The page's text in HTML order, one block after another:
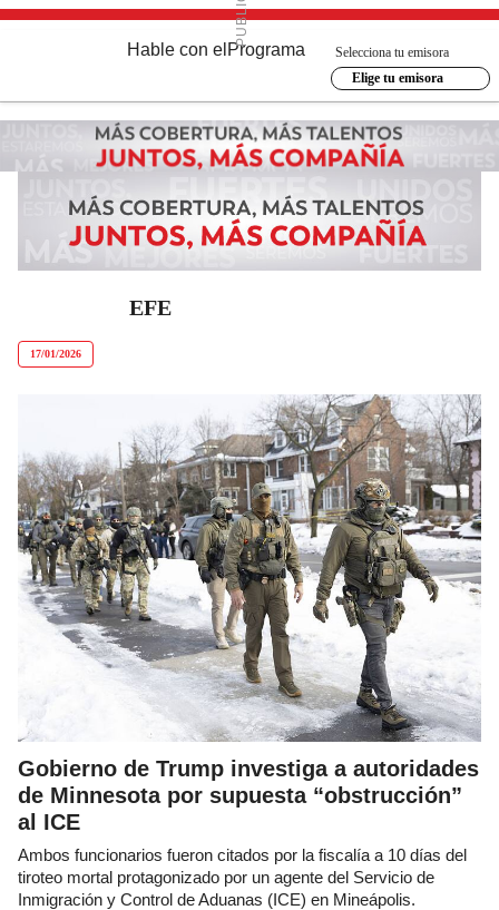
Hable con el Programa
Selecciona tu emisora
Elige tu emisora
EFE
17/01/2026
Gobierno de Trump investiga a autoridades
de Minnesota por supuesta “obstrucción”
al ICE
Ambos funcionarios fueron citados por la fiscalía a 10 días del
tiroteo mortal protagonizado por un agente del Servicio de
Inmigración y Control de Aduanas (ICE) en Mineápolis.